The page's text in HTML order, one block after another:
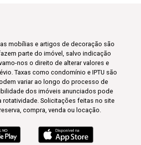
mobílias e artigos de decoração são
parte do imóvel, salvo indicação
nos o direito de alterar valores e
Taxas como condomínio e IPTU são
variar ao longo do processo de
dos imóveis anunciados pode
rotatividade. Solicitações feitas no site
compra, venda ou locação.